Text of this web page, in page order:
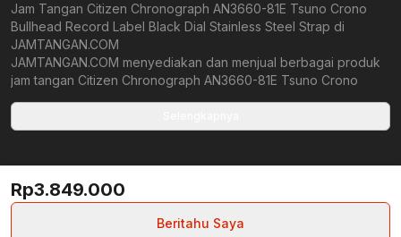
Jam Tangan Citizen Chronograph AN3660-81E Tsuno Crono
Bullhead Record Label Black Dial Stainless Steel Strap di
JAMTANGAN.COM
JAMTANGAN.COM menyediakan dan menjual berbagai produk
jam tangan Citizen Chronograph AN3660-81E Tsuno Crono
Kami berkomitmen untuk memberi penawaran terbaik bagi
yang tersedia merupakan produk jam tangan original,
berkualitas tinggi, dan memiliki harga yang lebih terjangkau dari
toko online Indonesia lainnya. Anda, watchlovers, merupakan
prioritas utama kami. Dengan tersedianya berbagai jam tangan
Rp3.849.000
Beritahu Saya